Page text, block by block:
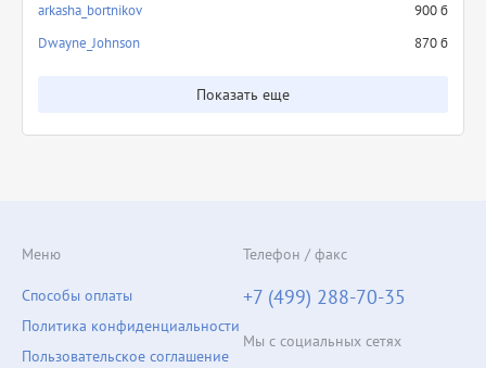
arkasha_bortnikov
900 б
Dwayne_Johnson
870 б
Показать еще
Меню
Способы оплаты
Политика конфиденциальности
Пользовательское соглашение
Телефон / факс
+7 (499) 288-70-35
Мы с социальных сетях